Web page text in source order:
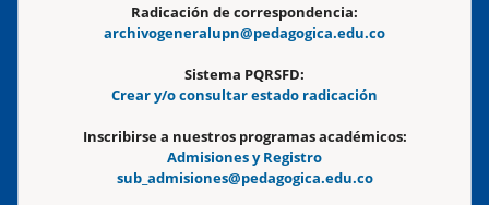
Radicación de correspondencia:
archivogeneralupn@pedagogica.edu.co
Sistema PQRSFD:
Crear y/o consultar estado radicación
Inscribirse a nuestros programas académicos:
Admisiones y Registro
sub_admisiones@pedagogica.edu.co